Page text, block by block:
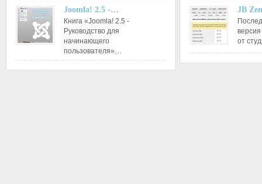
Joomla! 2.5 -…
Книга «Joomla! 2.5 -
Руководство для
начинающего
пользователя»…
JB
от